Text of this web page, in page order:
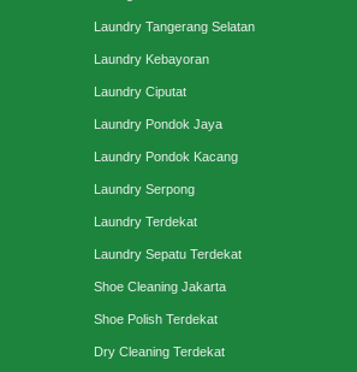
Laundry Tangerang Selatan
Laundry Kebayoran
Laundry Ciputat
Laundry Pondok Jaya
Laundry Pondok Kacang
Laundry Serpong
Laundry Terdekat
Laundry Sepatu Terdekat
Shoe Cleaning Jakarta
Shoe Polish Terdekat
Dry Cleaning Terdekat